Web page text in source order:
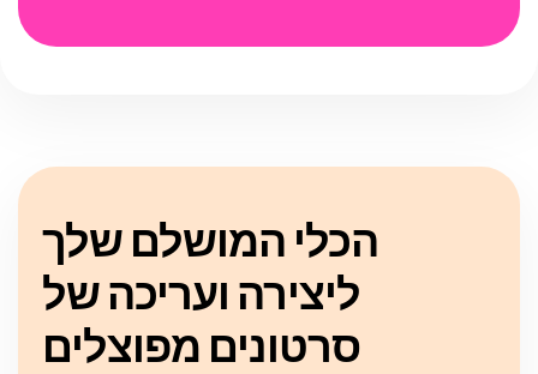
הכלי המושלם שלך
ליצירה ועריכה של
סרטונים מפוצלים